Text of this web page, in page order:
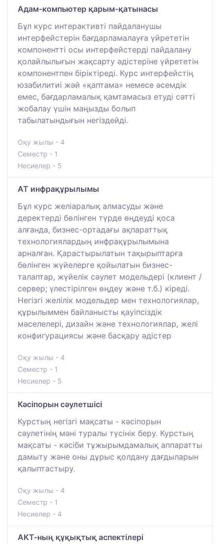
Адам-компьютер қарым-қатынасы
Бұл курс интерактивті пайдаланушы
интерфейстерін бағдарламалауға үйрететін
компонентті осы интерфейстерді пайдалану
қолайлылығын жақсарту әдістеріне үйрететін
компонентпен біріктіреді. Курс интерфейстің
юзабилитиі жәй «қаптама» немесе әсемдік
емес, бағдарламалық қамтамасыз етуді сәтті
жобалау үшін маңызды болып
табылатындығын негіздейді.
Оқу жылы - 4
Семестр - 1
Несиелер - 5
АТ инфрақұрылымы
Бұл курс желіаралық алмасуды және
деректерді бөлінген түрде өңдеуді қоса
алғанда, бизнес-ортадағы ақпараттық
технологиялардың инфрақұрылымына
арналған. Қарастырылатын тақырыптарға
бөлінген жүйелерге қойылатын бизнес-
талаптар, жүйелік сәулет модельдері (клиент /
сервер; үлестірілген өңдеу және т.б.) кіреді.
Негізгі желілік модельдер мен технологиялар,
құрылыммен байланысты қауіпсіздік
мәселелері, дизайн және технологиялар, желі
конфигурациясы және басқару әдістер
Оқу жылы - 4
Семестр - 1
Несиелер - 5
Кәсіпорын сәулетшісі
Курстың негізгі мақсаты - кәсіпорын
сәулетінің мәні туралы түсінік беру. Курстың
мақсаты - кәсіби тұжырымдамалық аппаратты
дамыту және оны дұрыс қолдану дағдыларын
қалыптастыру.
Оқу жылы - 4
Семестр - 1
Несиелер - 4
АКТ-ның құқықтық аспектілері